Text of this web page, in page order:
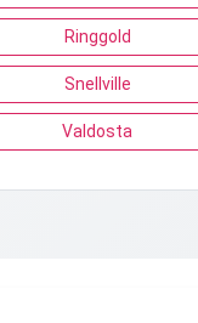
Ringgold
Snellville
Valdosta